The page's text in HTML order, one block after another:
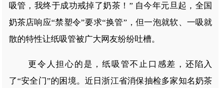
吸管，我终于成功戒掉了奶茶！” 自今年元旦起，全国
奶茶店响应“禁塑令”要求“换管”，但一泡就软、一吸就
散的特性让纸吸管被广大网友纷纷吐槽。
更令人担心的是，纸吸管不止口感差，还陷入
了“安全门”的困境。近日浙江省消保抽检多家知名奶茶